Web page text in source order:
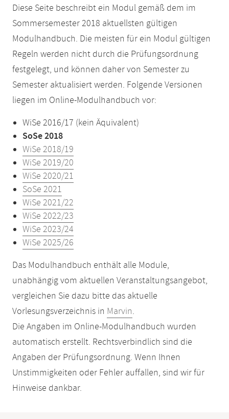
Diese Seite beschreibt ein Modul gemäß dem im
Sommersemester 2018 aktuellsten gültigen
Modulhandbuch. Die meisten für ein Modul gültigen
Regeln werden nicht durch die Prüfungsordnung
festgelegt, und können daher von Semester zu
Semester aktualisiert werden. Folgende Versionen
liegen im Online-Modulhandbuch vor:
WiSe 2016/17 (kein Äquivalent)
SoSe 2018
WiSe 2018/19
WiSe 2019/20
WiSe 2020/21
SoSe 2021
WiSe 2021/22
WiSe 2022/23
WiSe 2023/24
WiSe 2025/26
Das Modulhandbuch enthält alle Module,
unabhängig vom aktuellen Veranstaltungsangebot,
vergleichen Sie dazu bitte das aktuelle
Vorlesungsverzeichnis in Marvin.
Die Angaben im Online-Modulhandbuch wurden
automatisch erstellt. Rechtsverbindlich sind die
Angaben der Prüfungsordnung. Wenn Ihnen
Unstimmigkeiten oder Fehler auffallen, sind wir für
Hinweise dankbar.